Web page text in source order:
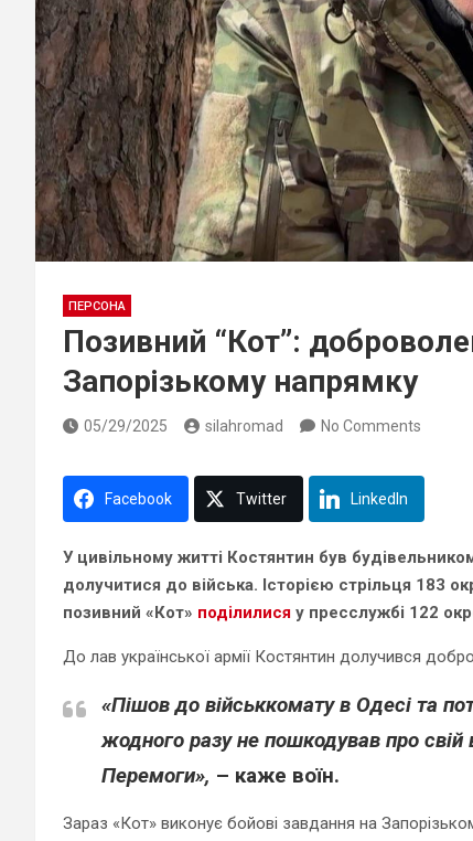
ПЕРСОНА
Позивний “Кот”:
Запорізькому напрямку
05/29/2025 silahromad No Comments
Facebook Twitter LinkedIn
У цивільному житті Костянтин був
долучитися до війська. Історією стрільця 183
позивний «Кот» поділилися у пресслужбі 122
До лав української армії Костянтин долучився
«Пішов до військкомату в Одесі та
жодного разу не пошкодував про
Перемоги», – каже воїн.
Зараз «Кот» виконує бойові завдання на